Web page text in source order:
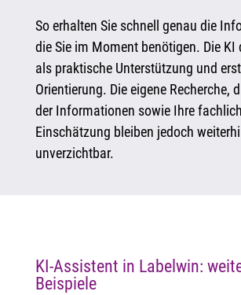
So erhalten Sie schnell genau die
die Sie im Moment benötigen. Die KI
als praktische Unterstützung und
Orientierung. Die eigene Recherche,
der Informationen sowie Ihre
Einschätzung bleiben jedoch
unverzichtbar.
KI-Assistent in Labelwin:
Beispiele